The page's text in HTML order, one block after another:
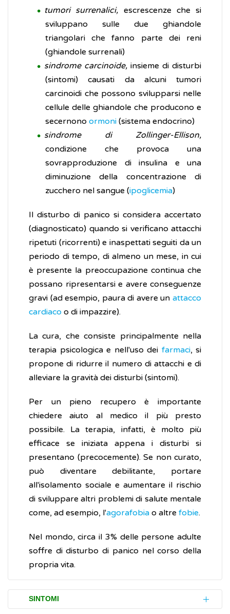
tumori surrenalici, escrescenze che si
sviluppano sulle due ghiandole
triangolari che fanno parte dei reni
(ghiandole surrenali)
sindrome carcinoide, insieme di disturbi
(sintomi) causati da alcuni tumori
carcinoidi che possono svilupparsi nelle
cellule delle ghiandole che producono e
secernono ormoni (sistema endocrino)
sindrome di Zollinger-Ellison,
condizione che provoca una
sovrapproduzione di insulina e una
diminuzione della concentrazione di
zucchero nel sangue (ipoglicemia)
Il disturbo di panico si considera accertato
(diagnosticato) quando si verificano attacchi
ripetuti (ricorrenti) e inaspettati seguiti da un
periodo di tempo, di almeno un mese, in cui
è presente la preoccupazione continua che
possano ripresentarsi e avere conseguenze
gravi (ad esempio, paura di avere un attacco
cardiaco o di impazzire).
La cura, che consiste principalmente nella
terapia psicologica e nell'uso dei farmaci, si
propone di ridurre il numero di attacchi e di
alleviare la gravità dei disturbi (sintomi).
Per un pieno recupero è importante
chiedere aiuto al medico il più presto
possibile. La terapia, infatti, è molto più
efficace se iniziata appena i disturbi si
presentano (precocemente). Se non curato,
può diventare debilitante, portare
all'isolamento sociale e aumentare il rischio
di sviluppare altri problemi di salute mentale
come, ad esempio, l'agorafobia o altre fobie.
Nel mondo, circa il 3% delle persone adulte
soffre di disturbo di panico nel corso della
propria vita.
SINTOMI